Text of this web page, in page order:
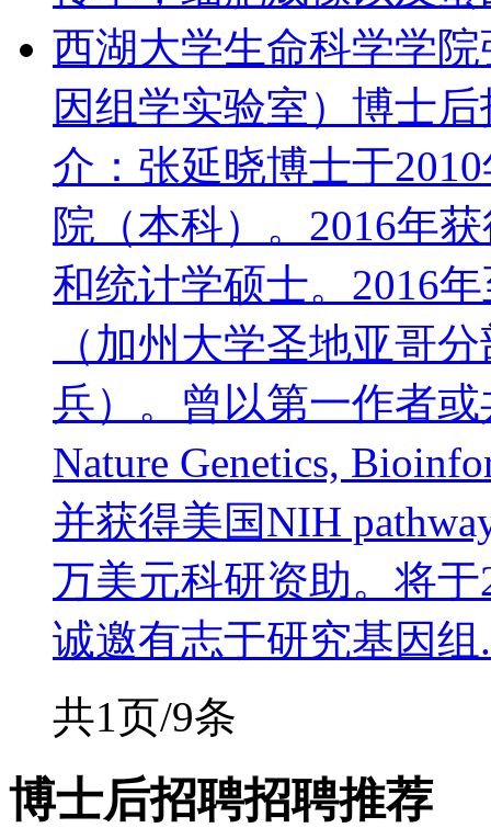
西湖大学生命科学学
因组学实验室）博士
介：张延晓博士于
院（本科）。2016年
和统计学硕士。2016
（加州大学圣地亚哥
兵）。曾以第一作者
Nature Genetics,
并获得美国NIH
万美元科研资助。将
诚邀有志于研究基因组
共1页/9条
博士后招聘招聘推荐